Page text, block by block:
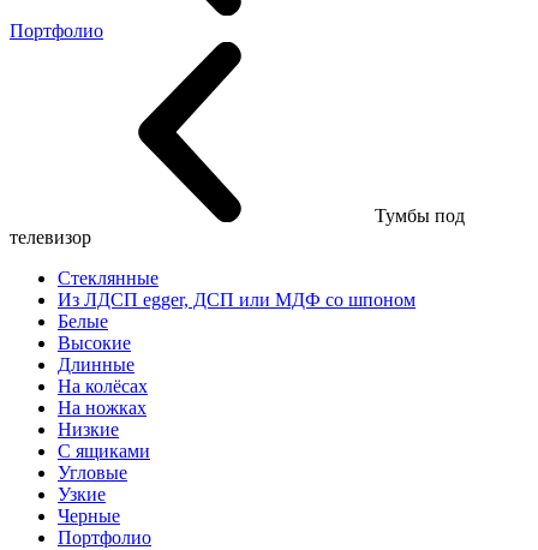
Портфолио
Тумбы под
телевизор
Стеклянные
Из ЛДСП egger, ДСП или МДФ со шпоном
Белые
Высокие
Длинные
На колёсах
На ножках
Низкие
С ящиками
Угловые
Узкие
Черные
Портфолио